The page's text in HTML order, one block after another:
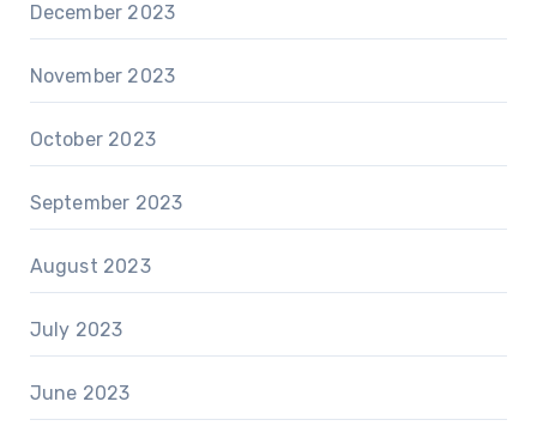
December 2023
November 2023
October 2023
September 2023
August 2023
July 2023
June 2023